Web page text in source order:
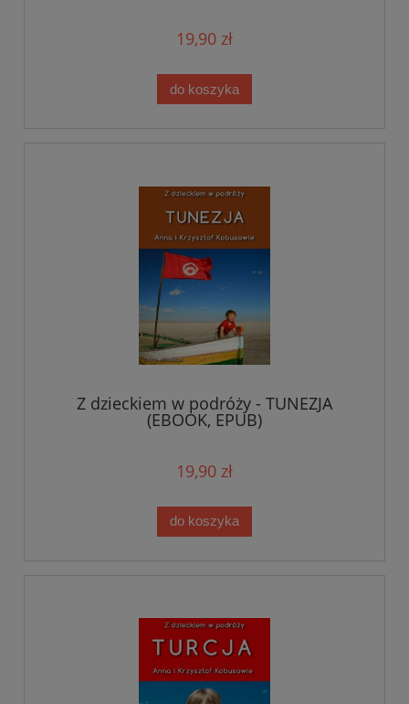
19,90 zł
do koszyka
Z dzieckiem w podróży - TUNEZJA
(EBOOK, EPUB)
19,90 zł
do koszyka